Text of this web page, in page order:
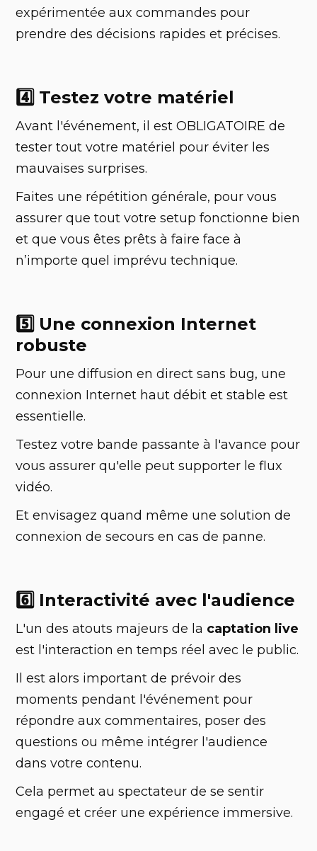
expérimentée aux commandes pour
prendre des décisions rapides et précises.
4️⃣ Testez votre matériel
Avant l'événement, il est OBLIGATOIRE de
tester tout votre matériel pour éviter les
mauvaises surprises.
Faites une répétition générale, pour vous
assurer que tout votre setup fonctionne bien
et que vous êtes prêts à faire face à
n’importe quel imprévu technique.
5️⃣ Une connexion Internet
robuste
Pour une diffusion en direct sans bug, une
connexion Internet haut débit et stable est
essentielle.
Testez votre bande passante à l'avance pour
vous assurer qu'elle peut supporter le flux
vidéo.
Et envisagez quand même une solution de
connexion de secours en cas de panne.
6️⃣ Interactivité avec l'audience
L'un des atouts majeurs de la captation live
est l'interaction en temps réel avec le public.
Il est alors important de prévoir des
moments pendant l'événement pour
répondre aux commentaires, poser des
questions ou même intégrer l'audience
dans votre contenu.
Cela permet au spectateur de se sentir
engagé et créer une expérience immersive.